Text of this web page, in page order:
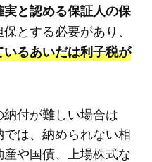
と認める保証人の保
とする必要があり、
るあいだは利子税が
付が難しい場合は
では、納められない相
や国債、上場株式な